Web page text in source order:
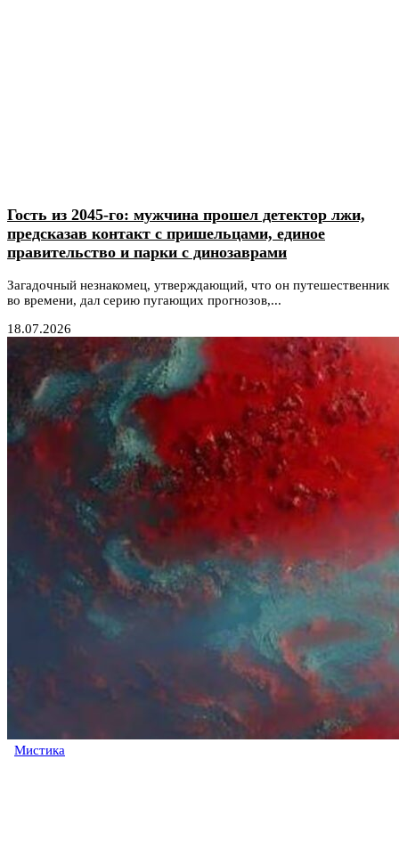
Гость из 2045-го: мужчина прошел детектор лжи,
предсказав контакт с пришельцами, единое
правительство и парки с динозаврами
Загадочный незнакомец, утверждающий, что он путешественник
во времени, дал серию пугающих прогнозов,...
18.07.2026
Мистика